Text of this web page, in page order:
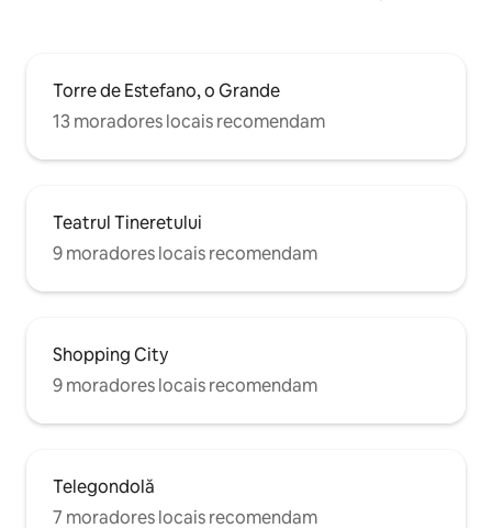
Torre de Estefano, o Grande
13 moradores locais recomendam
Teatrul Tineretului
9 moradores locais recomendam
Shopping City
9 moradores locais recomendam
Telegondolă
7 moradores locais recomendam